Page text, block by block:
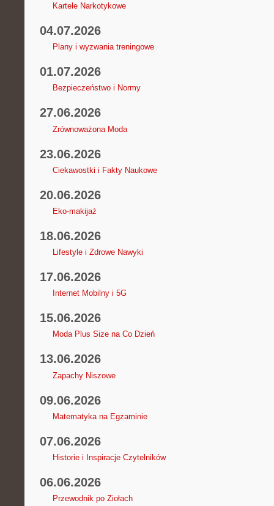
Kartele Narkotykowe
04.07.2026
Plany i wyzwania treningowe
01.07.2026
Bezpieczeństwo i Normy
27.06.2026
Zrównoważona Moda
23.06.2026
Ciekawostki i Fakty Naukowe
20.06.2026
Eko-makijaż
18.06.2026
Lifestyle i Zdrowe Nawyki
17.06.2026
Internet Mobilny i 5G
15.06.2026
Moda Plus Size na Co Dzień
13.06.2026
Zapachy Niszowe
09.06.2026
Matematyka na Egzaminie
07.06.2026
Historie i Inspiracje Czytelników
06.06.2026
Przewodnik po Ziołach